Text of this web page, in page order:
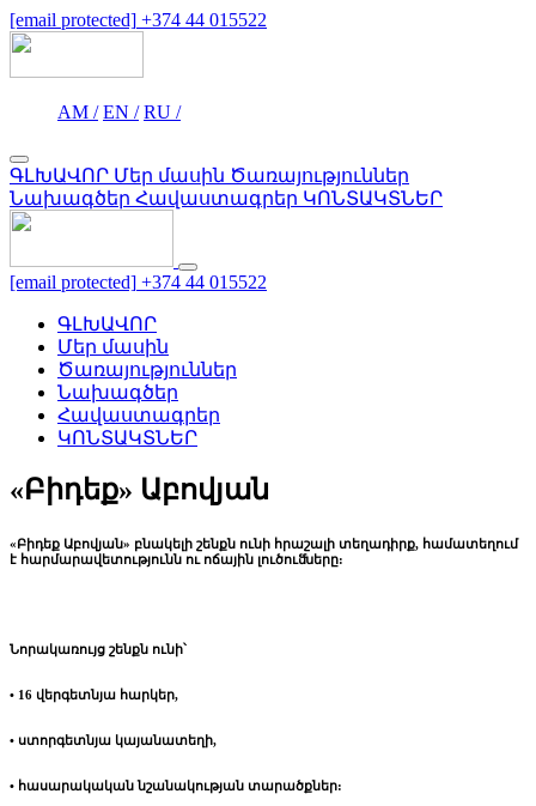
[email protected] +374 44 015522
AM / EN / RU /
ԳԼԽԱՎՈՐ Մեր մասին Ծառայություններ
Նախագծեր Հավաստագրեր ԿՈՆՏԱԿՏՆԵՐ
[email protected] +374 44 015522
ԳԼԽԱՎՈՐ
Մեր մասին
Ծառայություններ
Նախագծեր
Հավաստագրեր
ԿՈՆՏԱԿՏՆԵՐ
«Բիդեք» Աբովյան
«Բիդեք Աբովյան» բնակելի շենքն ունի հրաշալի տեղադիրք, համատեղում
է հարմարավետությունն ու ոճային լուծուﬓերը:
Նորակառույց շենքն ունի՝
• 16 վերգետնյա հարկեր,
• ստորգետնյա կայանատեղի,
• հասարակական նշանակության տարածքներ: